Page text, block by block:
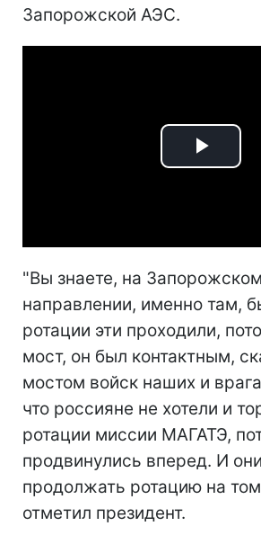
Запорожской АЭС.
Play
"Вы знаете, на Запорожском
направлении, именно там,
ротации эти проходили,
мост, он был контактным,
мостом войск наших и
что россияне не хотели и
ротации миссии МАГАТЭ,
продвинулись вперед. И
продолжать ротацию на
отметил президент.